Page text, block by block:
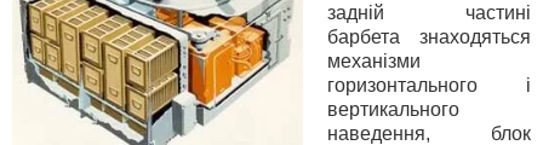
задній частині
барбета знаходяться
механізми
горизонтального і
вертикального
наведення, блок